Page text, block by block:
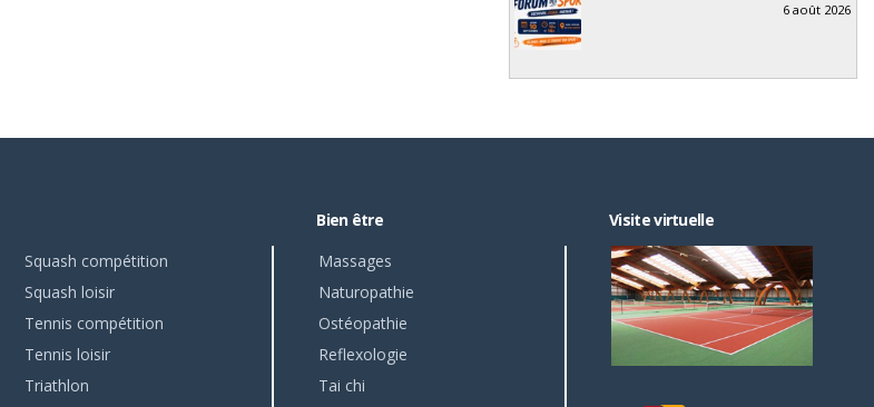
6 août 2026
Bien être
Visite virtuelle
Squash compétition
Squash loisir
Tennis compétition
Tennis loisir
Triathlon
Massages
Naturopathie
Ostéopathie
Reflexologie
Tai chi